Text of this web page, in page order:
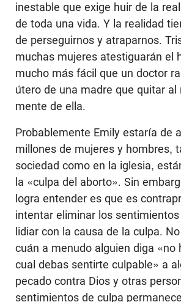
inestable que exige huir de la
de toda una vida. Y la realidad
de perseguirnos y atraparnos.
muchas mujeres atestiguarán el
mucho más fácil que un doctor
útero de una madre que quitar al
mente de ella.
Probablemente Emily estaría de
millones de mujeres y hombres,
sociedad como en la iglesia,
la «culpa del aborto». Sin
logra entender es que es
intentar eliminar los
lidiar con la causa de la culpa.
cuán a menudo alguien diga «no
cual debas sentirte culpable» a
pecado contra Dios y otras
sentimientos de culpa